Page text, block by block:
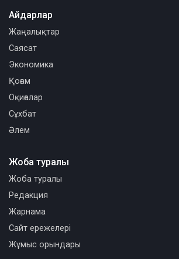
Айдарлар
Жаңалықтар
Саясат
Экономика
Қоғам
Оқиғалар
Сұхбат
Әлем
Жоба туралы
Жоба туралы
Редакция
Жарнама
Сайт ережелері
Жұмыс орындары